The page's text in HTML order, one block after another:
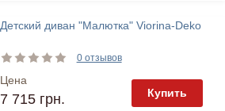
Детский диван "Малютка" Viorina-Deko
0 отзывов
Цена
7 715 грн. Купить